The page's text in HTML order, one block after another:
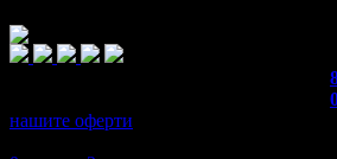
нашите оферти